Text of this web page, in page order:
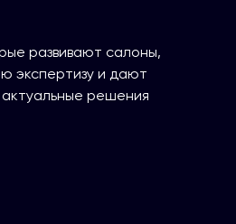
развивают салоны,
экспертизу и дают
решения